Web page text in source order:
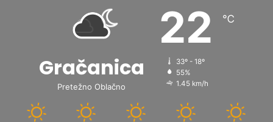
Gračanica
Pretežno Oblačno
22 ℃
33º - 18º
55%
1.45 km/h